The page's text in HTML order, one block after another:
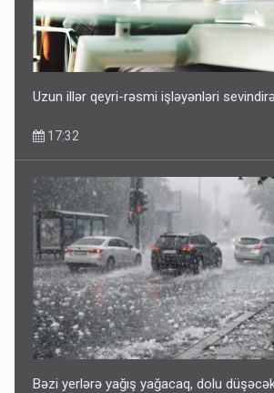
Uzun illər qeyri-rəsmi işləyənləri
17:32
Bəzi yerlərə yağış yağacaq, dolu